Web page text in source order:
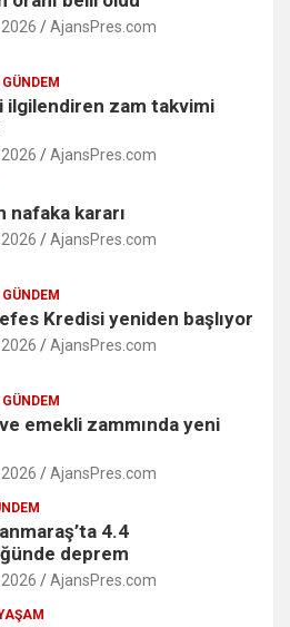
AjansPres.com
GÜNDEM
ilgilendiren zam takvimi
AjansPres.com
nafaka kararı
AjansPres.com
GÜNDEM
Kredisi yeniden başlıyor
AjansPres.com
GÜNDEM
emekli zammında yeni
AjansPres.com
4.4
deprem
AjansPres.com